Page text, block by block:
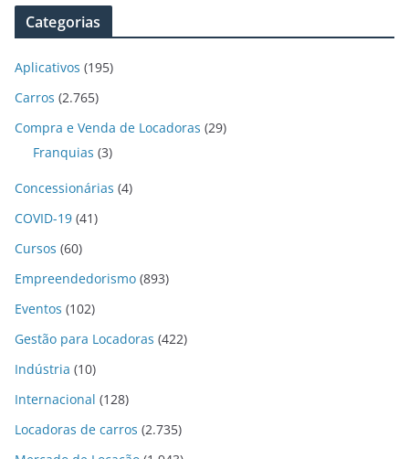
Categorias
Aplicativos (195)
Carros (2.765)
Compra e Venda de Locadoras (29)
Franquias (3)
Concessionárias (4)
COVID-19 (41)
Cursos (60)
Empreendedorismo (893)
Eventos (102)
Gestão para Locadoras (422)
Indústria (10)
Internacional (128)
Locadoras de carros (2.735)